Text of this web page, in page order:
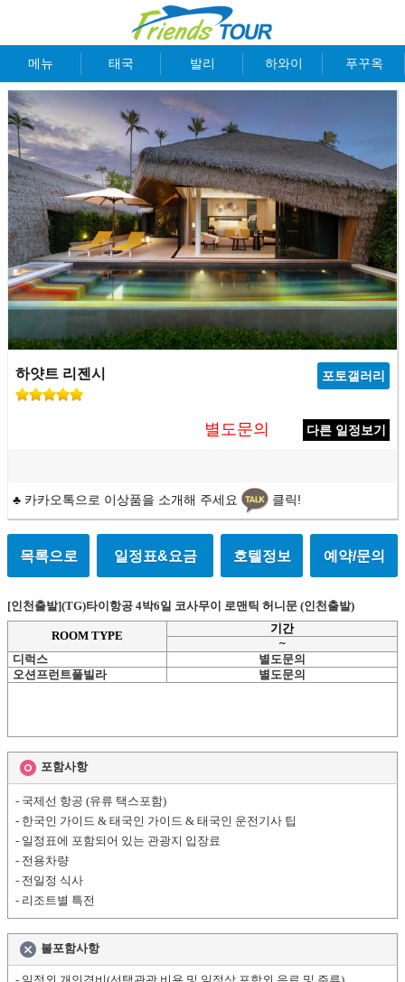
메뉴 태국 발리 하와이 푸꾸옥
하얏트 리젠시 포토갤러리
별도문의 다른 일정보기
♣ 카카오톡으로 이상품을 소개해 주세요 클릭!
목록으로 일정표&요금 호텔정보 예약/문의